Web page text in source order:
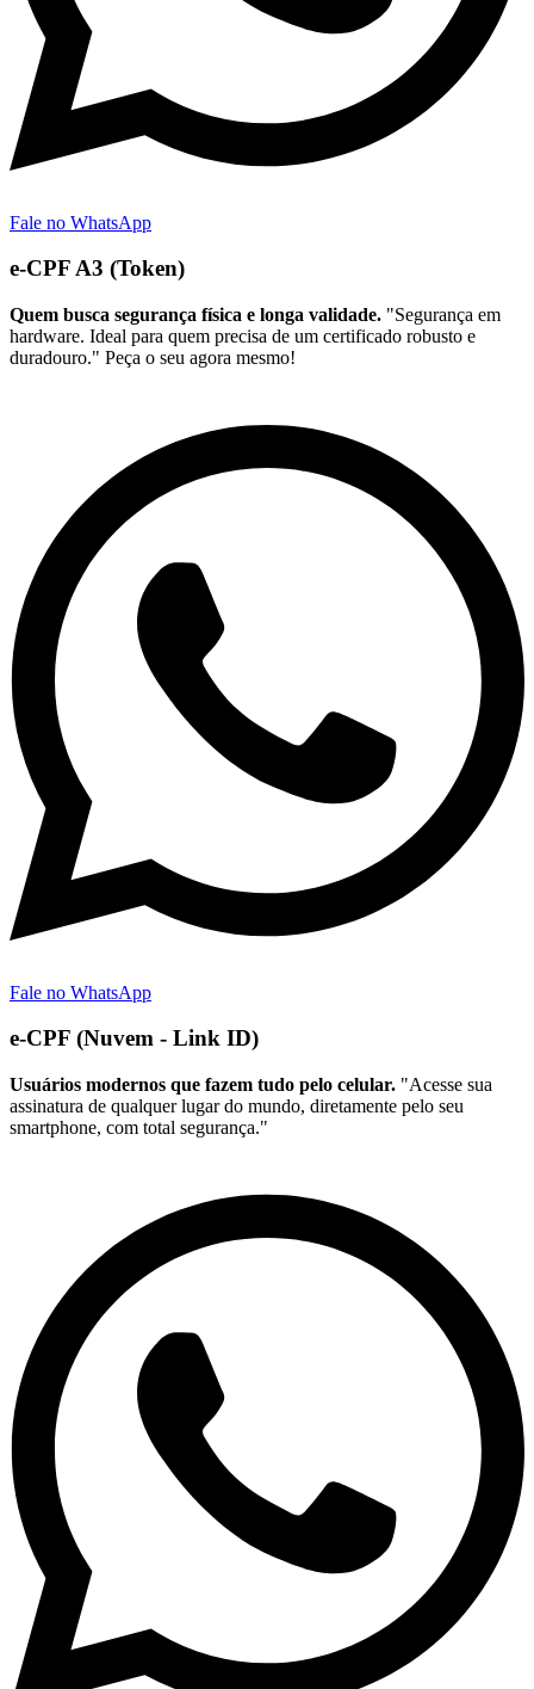
Fale no WhatsApp
e-CPF A3 (Token)
Quem busca segurança física e longa validade. "Segurança em
hardware. Ideal para quem precisa de um certificado robusto e
duradouro." Peça o seu agora mesmo!
Fale no WhatsApp
e-CPF (Nuvem - Link ID)
Usuários modernos que fazem tudo pelo celular. "Acesse sua
assinatura de qualquer lugar do mundo, diretamente pelo seu
smartphone, com total segurança."